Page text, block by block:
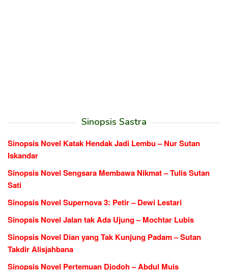
Sinopsis Sastra
Sinopsis Novel Katak Hendak Jadi Lembu – Nur Sutan
Iskandar
Sinopsis Novel Sengsara Membawa Nikmat – Tulis Sutan
Sati
Sinopsis Novel Supernova 3: Petir – Dewi Lestari
Sinopsis Novel Jalan tak Ada Ujung – Mochtar Lubis
Sinopsis Novel Dian yang Tak Kunjung Padam – Sutan
Takdir Alisjahbana
Sinopsis Novel Pertemuan Djodoh – Abdul Muis